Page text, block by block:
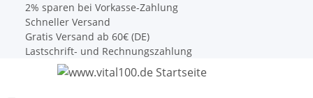
2% sparen bei Vorkasse-Zahlung
Schneller Versand
Gratis Versand ab 60€ (DE)
Lastschrift- und Rechnungszahlung